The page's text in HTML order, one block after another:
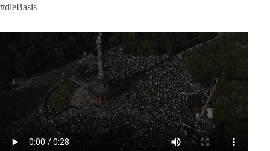
Wusstest du, dass ein guter Antrag nicht besser oder schlechter
wird, nur weil er von einer bestimmten Partei kommt?
Sachsen-Anhalt braucht Lösungen für Schule, Pflege,
Wirtschaft, Infrastruktur und die Kommunen. Diese Probleme
werden nicht kleiner, wenn im Landtag zuerst auf Parteifarbe
und erst danach auf den Inhalt geschaut wird.
🟩🟩🟦🟦🟥🟥🟧🟧
#dieBasis